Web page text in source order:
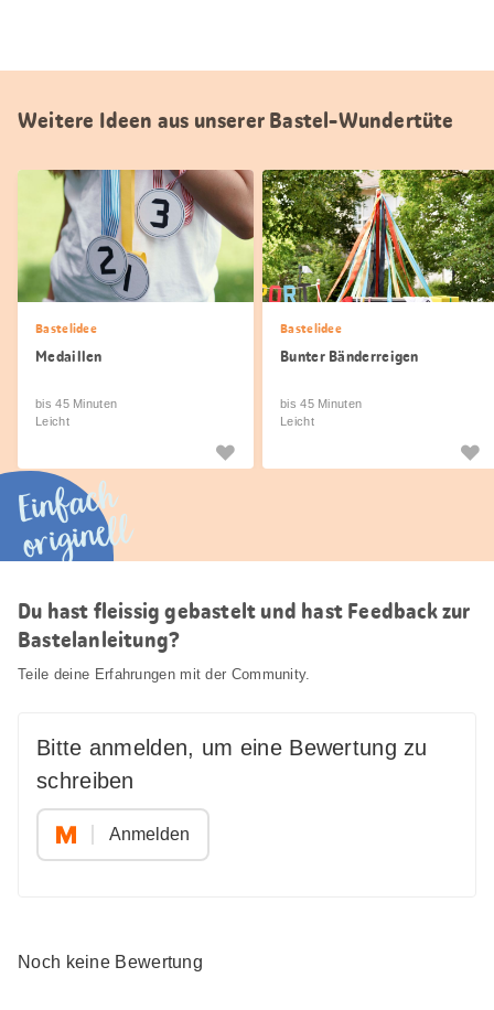
Weitere Ideen aus unserer Bastel-Wundertüte
Bastelidee
Medaillen
bis 45 Minuten
Leicht
Bastelidee
Bunter Bänderreigen
bis 45 Minuten
Leicht
Einfach
originell
Du hast fleissig gebastelt und hast Feedback zur
Bastelanleitung?
Teile deine Erfahrungen mit der Community.
Bitte anmelden, um eine Bewertung zu
schreiben
Anmelden
Noch keine Bewertung